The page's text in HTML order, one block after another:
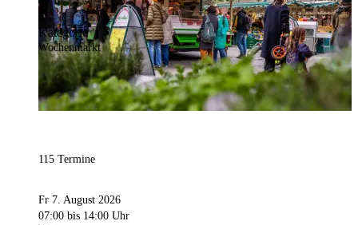
Kategorie
Wochenmarkt
115 Termine
Fr 7. August 2026
07:00 bis 14:00 Uhr